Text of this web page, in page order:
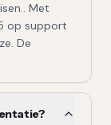
Met
op support
De